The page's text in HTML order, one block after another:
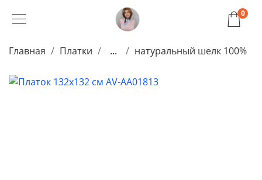
0
Главная Платки ... натуральный шелк 100%